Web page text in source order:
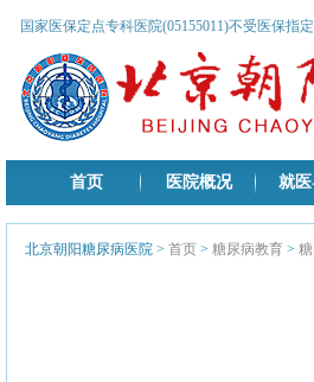
国家医保定点专科医院(05155011)不受医保指
首页 医院概况 就
北京朝阳糖尿病医院 > 首页 > 糖尿病教育 >